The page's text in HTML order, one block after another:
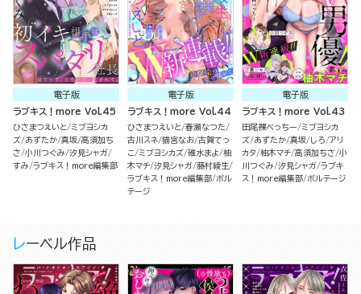
電子版
ラブキス！more Vol.45
ひさまつえいと ミブヨシカ
ズ あずたか 真坂 高須加ち
さ 小川つぐみ 汐見シャガ
すみ ラブキス！more編集部
電子版
ラブキス！more Vol.44
ひさまつえいと 春瀬なつた
古川スネ 猫宮なお 古賀てっ
こ ミブヨシカズ 碓水まよ 柚
木マチ 汐見シャガ 藤村綾生
ラブキス！more編集部 ボル
テージ
電子版
ラブキス！more Vol.43
田尾裸べっちー ミブヨシカ
ズ あずたか 真坂 しろ アリ
カタ 柚木マチ 高須加ちさ 小
川つぐみ 汐見シャガ ラブキ
ス！more編集部 ボルテージ
レーベル作品